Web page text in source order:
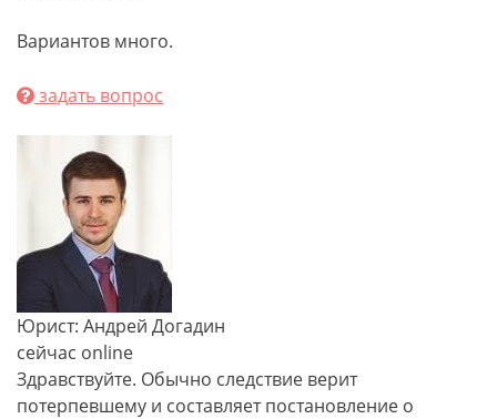
Вариантов много.
задать вопрос
Юрист: Андрей Догадин
сейчас online
Здравствуйте. Обычно следствие верит
потерпевшему и составляет постановление о